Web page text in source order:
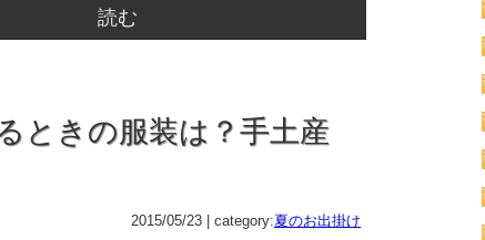
読む
ときの服装は？手土産
2015/05/23 | category:夏のお出掛け